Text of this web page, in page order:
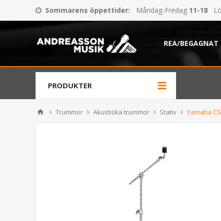
Sommarens öppettider: Måndag-Fredag 11-18
REA/BEGAGNAT
PRODUKTER
Trummor Akustiska trummor Stativ Yamaha